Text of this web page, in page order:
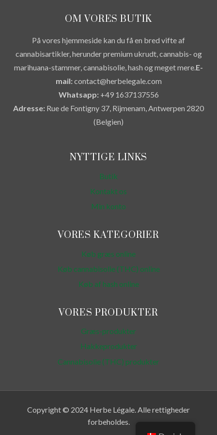
på
OM VORES BUTIK
På vores hjemmeside kan du få en bred vifte af
cannabisartikler, herunder premium ukrudt, cannabis- og
marihuana-stammer, cannabisolie, hash og meget mere.E-
mail:contact@herbelegale.com
Whatsapp:+49 1637137556
Adresse: Rue de Fontigny 37, Rijmenam, Antwerpen 2820
(Belgien)
NYTTIGE LINKS
Butik
Kontakt os
Min konto
VORES KATEGORIER
Køb græs online
Køb cannabisolie (THC) online
Køb af hash online
VORES PRODUKTER
Græs-produkter
Hakkeprodukter
Cannabisolie (THC) produkter
Copyright © 2024 Herbe Légale. Alle rettigheder
forbeholdes.